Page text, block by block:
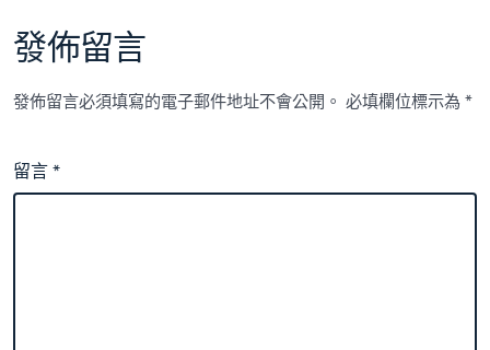
發佈留言
發佈留言必須填寫的電子郵件地址不會公開。 必填欄位標示為*
留言*